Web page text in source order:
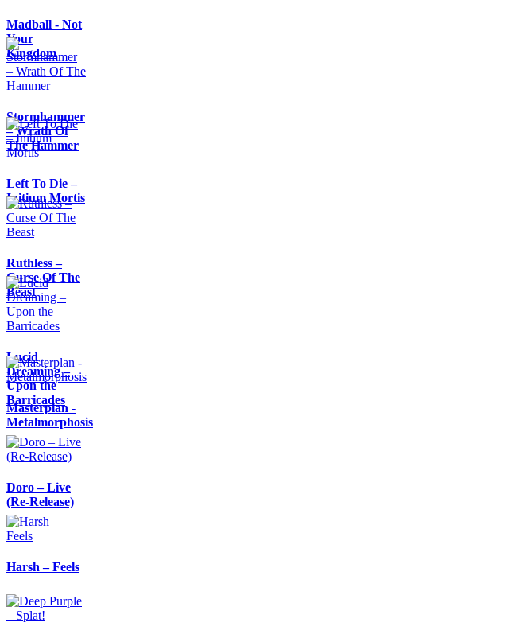
Madball - Not
Your
Kingdom
Stormhammer
– Wrath Of
The Hammer
Left To Die –
Initium Mortis
Ruthless –
Curse Of The
Beast
Lucid
Dreaming –
Upon the
Barricades
Masterplan -
Metalmorphosis
Doro – Live
(Re-Release)
Harsh – Feels